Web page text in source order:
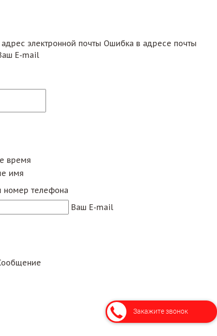
электронной почты Ошибка в адресе почты
E-mail
время
имя
номер телефона
Ваш E-mail
Закажите звонок